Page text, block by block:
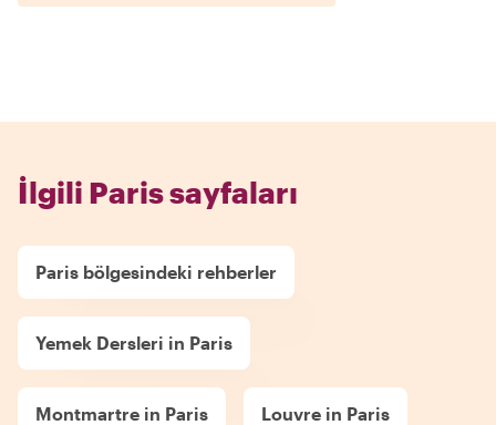
İlgili Paris sayfaları
Paris bölgesindeki rehberler
Yemek Dersleri in Paris
Montmartre in Paris Louvre in Paris